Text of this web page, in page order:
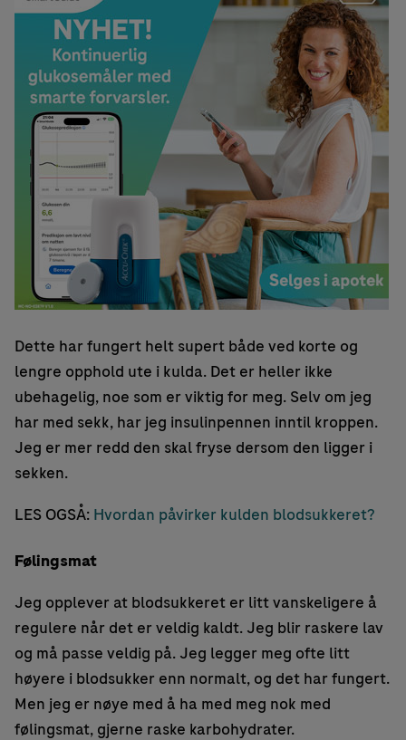
Dette har fungert helt supert både ved korte og
lengre opphold ute i kulda. Det er heller ikke
ubehagelig, noe som er viktig for meg. Selv om jeg
har med sekk, har jeg insulinpennen inntil kroppen.
Jeg er mer redd den skal fryse dersom den ligger i
sekken.
LES OGSÅ: Hvordan påvirker kulden blodsukkeret?
Følingsmat
Jeg opplever at blodsukkeret er litt vanskeligere å
regulere når det er veldig kaldt. Jeg blir raskere lav
og må passe veldig på. Jeg legger meg ofte litt
høyere i blodsukker enn normalt, og det har fungert.
Men jeg er nøye med å ha med meg nok med
følingsmat, gjerne raske karbohydrater.